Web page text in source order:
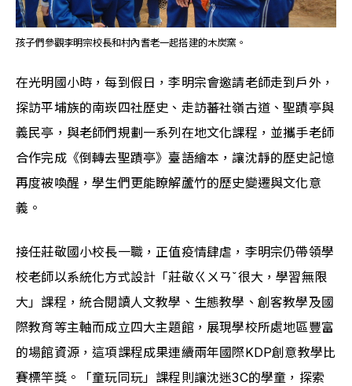
孩子們參觀李明宗校長和村內耆老一起搭建的木炭窯。
在光明國小時，每到假日，李明宗會邀請老師走到戶外，
探訪平埔族的南崁四社歷史、走訪蕃社嶺古道、聖蹟亭與
義民亭，與老師們規劃一系列在地文化課程，並攜手老師
合作完成《倒轉去聖蹟亭》臺語繪本，讓沈靜的歷史記憶
再度被喚醒，學生們更能瞭解蘆竹的歷史變遷與文化意
義。
接任莊敬國小校長一職，正值疫情肆虐，李明宗仍帶領學
校老師以系統化方式設計「莊敬ㄍㄨㄢˇ很大，學習無限
大」課程，統合閱讀人文教學、生態教學、創客教學及國
際教育等主軸而成立四大主題館，展現學校所處地區豐富
的場館資源，這項課程成果連續兩年國際KDP創意教學比
賽標竿獎。「童玩同玩」課程則讓沈迷3C的學童，探索